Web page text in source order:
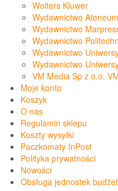
Wolters Kluwer
Wydawnictwo
Wydawnictwo
Wydawnictwo
Wydawnictwo
Wydawnictwo
VM Media Sp z o.o.
Moje konto
Koszyk
O nas
Regulamin sklepu
Koszty wysyłki
Paczkomaty InPost
Polityka prywatności
Nowości
Obsługa jednostek